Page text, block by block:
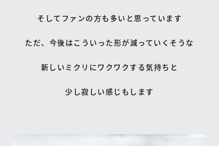
そしてファンの方も多いと思っています
ただ、今後はこういった形が減っていくそうな
新しいミクリにワクワクする気持ちと
少し寂しい感じもします